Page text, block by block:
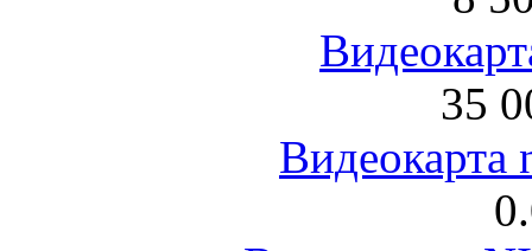
35
Видеокарта